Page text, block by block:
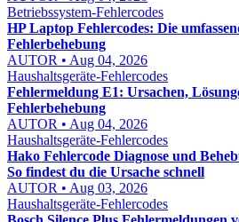
Betriebssystem-Fehlercodes
HP Laptop Fehlercodes: Die
Fehlerbehebung
AUTOR • Aug 04, 2026
Haushaltsgeräte-Fehlercodes
Fehlermeldung E1: Ursachen,
Fehlerbehebung
AUTOR • Aug 04, 2026
Haushaltsgeräte-Fehlercodes
Hako Fehlercode Diagnose und
So findest du die Ursache schnell
AUTOR • Aug 03, 2026
Haushaltsgeräte-Fehlercodes